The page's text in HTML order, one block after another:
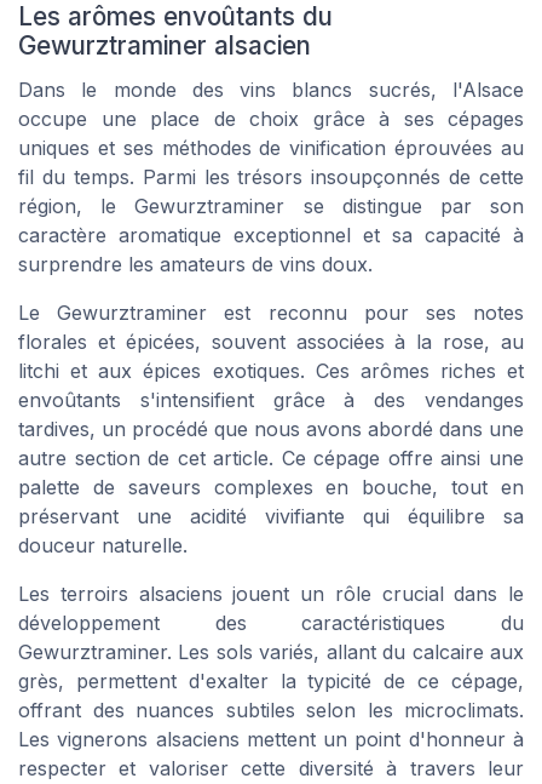
Les arômes envoûtants du
Gewurztraminer alsacien
Dans le monde des vins blancs sucrés, l'Alsace
occupe une place de choix grâce à ses cépages
uniques et ses méthodes de vinification éprouvées au
fil du temps. Parmi les trésors insoupçonnés de cette
région, le Gewurztraminer se distingue par son
caractère aromatique exceptionnel et sa capacité à
surprendre les amateurs de vins doux.
Le Gewurztraminer est reconnu pour ses notes
florales et épicées, souvent associées à la rose, au
litchi et aux épices exotiques. Ces arômes riches et
envoûtants s'intensifient grâce à des vendanges
tardives, un procédé que nous avons abordé dans une
autre section de cet article. Ce cépage offre ainsi une
palette de saveurs complexes en bouche, tout en
préservant une acidité vivifiante qui équilibre sa
douceur naturelle.
Les terroirs alsaciens jouent un rôle crucial dans le
développement des caractéristiques du
Gewurztraminer. Les sols variés, allant du calcaire aux
grès, permettent d'exalter la typicité de ce cépage,
offrant des nuances subtiles selon les microclimats.
Les vignerons alsaciens mettent un point d'honneur à
respecter et valoriser cette diversité à travers leur